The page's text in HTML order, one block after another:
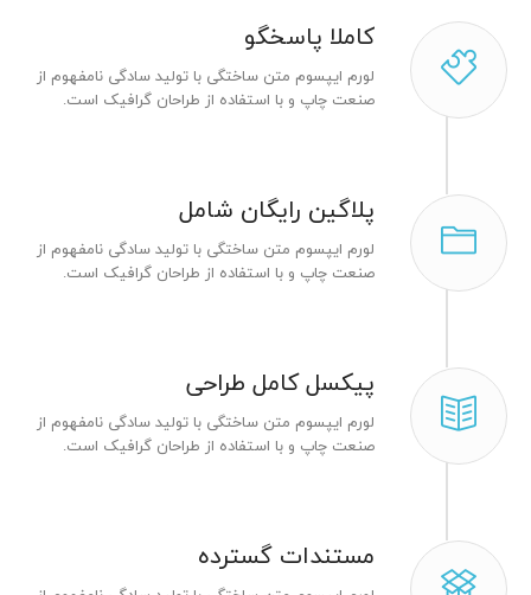
کاملا پاسخگو
لورم ایپسوم متن ساختگی با تولید سادگی نامفهوم از
صنعت چاپ و با استفاده از طراحان گرافیک است.
پلاگین رایگان شامل
لورم ایپسوم متن ساختگی با تولید سادگی نامفهوم از
صنعت چاپ و با استفاده از طراحان گرافیک است.
پیکسل کامل طراحی
لورم ایپسوم متن ساختگی با تولید سادگی نامفهوم از
صنعت چاپ و با استفاده از طراحان گرافیک است.
مستندات گسترده